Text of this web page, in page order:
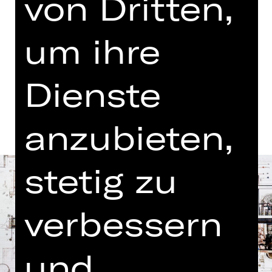
19.30 Uhr Einführung
XRT 3. Etage
Termine und Besetzung
um ihre
Dienste
anzubieten,
stetig zu
verbessern